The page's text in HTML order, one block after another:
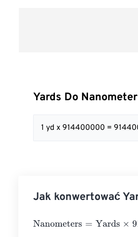
Yards Do
1 yd x 914400000 =
Jak konwertować
Nanometers= Yards×